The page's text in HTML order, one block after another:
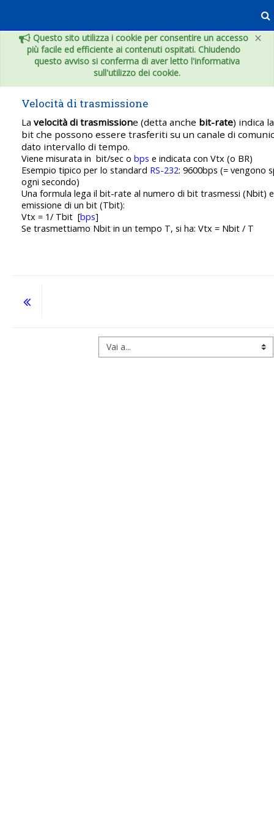
×
Questo sito utilizza i cookie per consentire un accesso
più facile ed efficiente ai contenuti ospitati. Chiudendo
questo avviso si conferma di aver letto l'informativa
sull'utilizzo dei cookie.
Velocità di trasmissione
La velocità di trasmissione (detta anche bit-rate) indica
bit che possono essere trasferiti su un canale di
dato intervallo di tempo.
Viene misurata in bit/sec o bps e indicata con Vtx (o BR)
Esempio tipico per lo standard RS-232: 9600bps (= vengono
ogni secondo)
Una formula lega il bit-rate al numero di bit trasmessi (Nbit)
emissione di un bit (Tbit):
Vtx = 1/ Tbit [bps]
Se trasmettiamo Nbit in un tempo T, si ha: Vtx = Nbit / T
Vai a...